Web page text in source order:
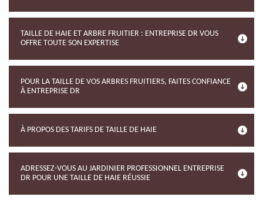
TAILLE DE HAIE ET ARBRE FRUITIER : ENTREPRISE DR VOUS
OFFRE TOUTE SON EXPERTISE
POUR LA TAILLE DE VOS ARBRES FRUITIERS, FAITES CONFIANCE
À ENTREPRISE DR
À PROPOS DES TARIFS DE TAILLE DE HAIE
ADRESSEZ-VOUS AU JARDINIER PROFESSIONNEL ENTREPRISE
DR POUR UNE TAILLE DE HAIE RÉUSSIE